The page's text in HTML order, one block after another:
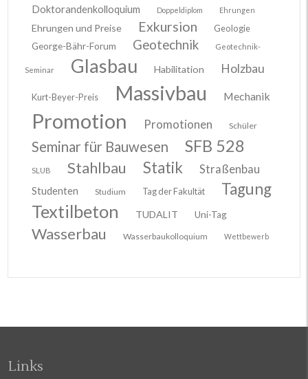
Doktorandenkolloquium
Doppeldiplom Ehrungen
Ehrungen und Preise Exkursion
Geologie
George-Bähr-Forum
Geotechnik Geotechnik-
Seminar Glasbau Habilitation Holzbau
Kurt-Beyer-Preis Massivbau Mechanik
Promotion Promotionen Schüler
Seminar für Bauwesen SFB 528
SLUB Stahlbau Statik Straßenbau
Studenten Studium Tag der Fakultät Tagung
Textilbeton TUDALIT Uni-Tag
Wasserbau Wasserbaukolloquium Wettbewerb
Links